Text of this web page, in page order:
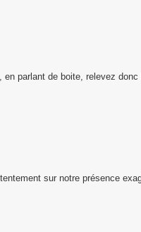
parlant de boite, relevez
sur notre présence